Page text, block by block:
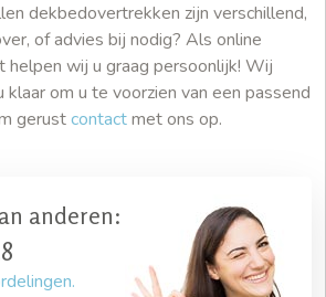
dekbedovertrekken zijn verschillend,
of advies bij nodig? Als online
helpen wij u graag persoonlijk! Wij
klaar om u te voorzien van een passend
gerustcontactmet ons op.
anderen: